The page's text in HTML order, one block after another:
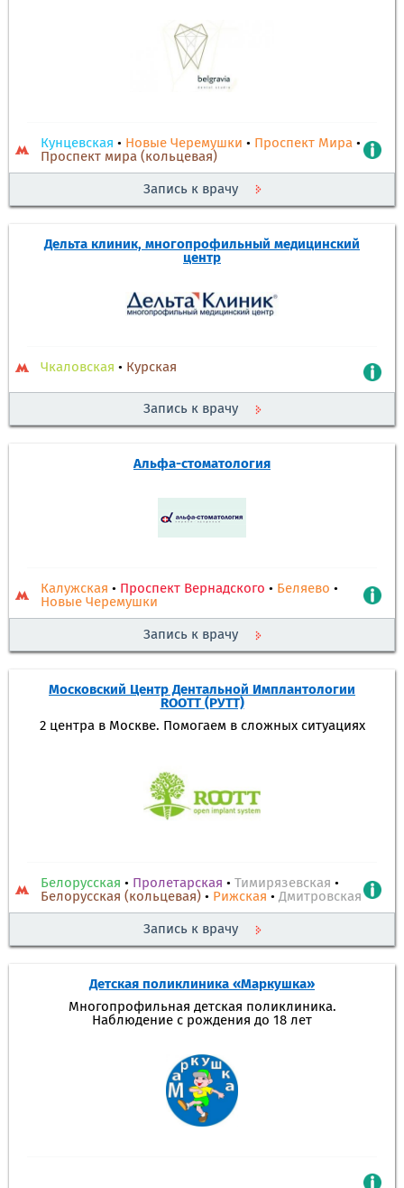
Кунцевская • Новые Черемушки • Проспект Мира •
Проспект мира (кольцевая)
Запись к врачу
Дельта клиник, многопрофильный медицинский
центр
Чкаловская • Курская
Запись к врачу
Альфа-стоматология
Калужская • Проспект Вернадского • Беляево •
Новые Черемушки
Запись к врачу
Московский Центр Дентальной Имплантологии
ROOTT (РУТТ)
2 центра в Москве. Помогаем в сложных ситуациях
Белорусская • Пролетарская • Тимирязевская •
Белорусская (кольцевая) • Рижская • Дмитровская
Запись к врачу
Детская поликлиника «Маркушка»
Многопрофильная детская поликлиника.
Наблюдение с рождения до 18 лет